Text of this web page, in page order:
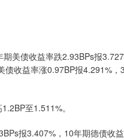
债收益率跌2.93BPs报
收益率涨0.97BP报4.291%
至1.511%。
报3.407%，10年期德债收